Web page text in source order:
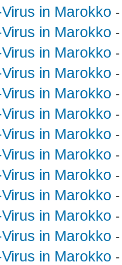
in Marokko
in Marokko
in Marokko
in Marokko
in Marokko
in Marokko
in Marokko
in Marokko
in Marokko
in Marokko
in Marokko
in Marokko
in Marokko